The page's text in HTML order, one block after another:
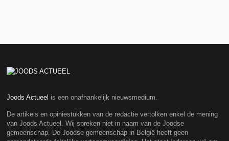
Joods Actueel is een onafhankelijk nieuwsmedium.
De artikels en opiniestukken van de redactie vertolken enkel de mening
van Joods Actueel. Wij spreken niet in naam van de Joodse
gemeenschap. De Joodse gemeenschap in België heeft geen